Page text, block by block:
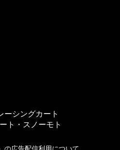
ーシングカート
ト・スノーモト